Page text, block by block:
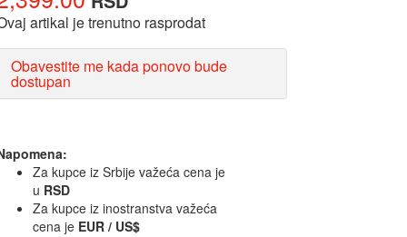
artikal je trenutno rasprodat
Obavestite me kada ponovo bude
dostupan
Za kupce iz Srbije važeća cena je
u RSD
Za kupce iz inostranstva važeća
cena je EUR / US$